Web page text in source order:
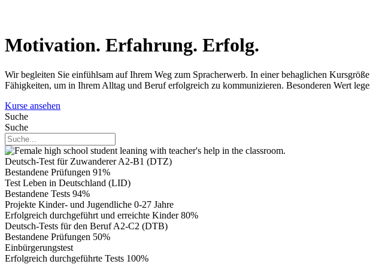
Motivation. Erfahrung. Erfolg.
Wir begleiten Sie einfühlsam auf Ihrem Weg zum Spracherwerb. In einer behaglichen
Fähigkeiten, um in Ihrem Alltag und Beruf erfolgreich zu kommunizieren. Besonderen Wert
Kurse ansehen
Suche
Suche
Deutsch-Test für Zuwanderer A2-B1 (DTZ)
Bestandene Prüfungen 91%
Test Leben in Deutschland (LID)
Bestandene Tests 94%
Projekte Kinder- und Jugendliche 0-27 Jahre
Erfolgreich durchgeführt und erreichte Kinder 80%
Deutsch-Tests für den Beruf A2-C2 (DTB)
Bestandene Prüfungen 50%
Einbürgerungstest
Erfolgreich durchgeführte Tests 100%